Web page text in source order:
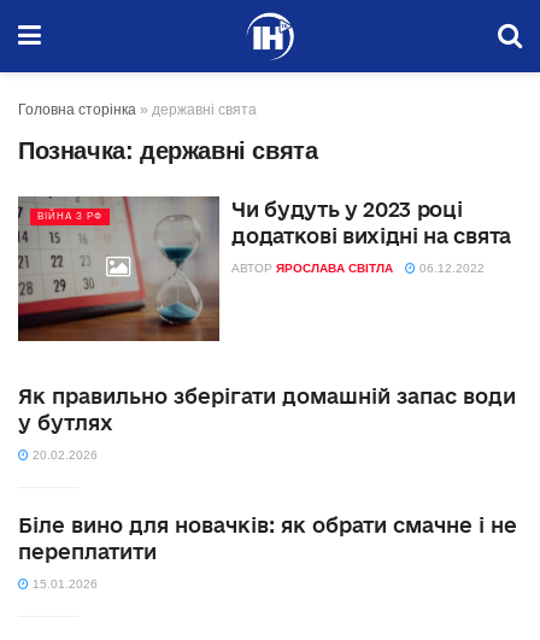
Головна сторінка » державні свята
Позначка: державні свята
ВІЙНА З РФ
Чи будуть у 2023 році
додаткові вихідні на свята
АВТОР ЯРОСЛАВА СВІТЛА 06.12.2022
Як правильно зберігати домашній запас води
у бутлях
20.02.2026
Біле вино для новачків: як обрати смачне і не
переплатити
15.01.2026